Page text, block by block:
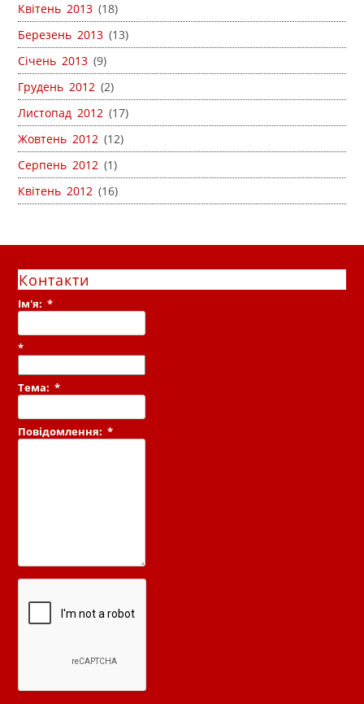
Квітень 2013 (18)
Березень 2013 (13)
Січень 2013 (9)
Грудень 2012 (2)
Листопад 2012 (17)
Жовтень 2012 (12)
Серпень 2012 (1)
Квітень 2012 (16)
Контакти
Ім'я:*
*
Тема:*
Повідомлення:*